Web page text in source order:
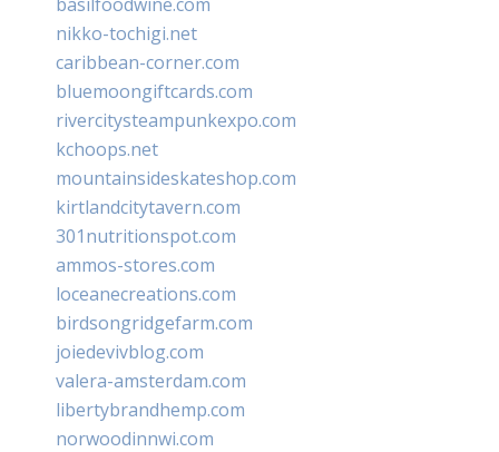
nikko-tochigi.net
caribbean-corner.com
bluemoongiftcards.com
rivercitysteampunkexpo.com
kchoops.net
mountainsideskateshop.com
kirtlandcitytavern.com
301nutritionspot.com
ammos-stores.com
loceanecreations.com
birdsongridgefarm.com
joiedevivblog.com
valera-amsterdam.com
libertybrandhemp.com
norwoodinnwi.com